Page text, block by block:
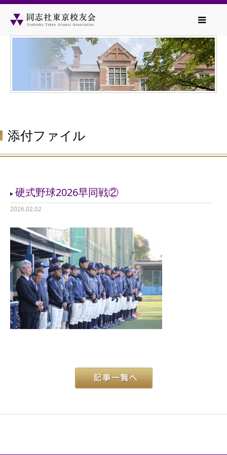
添付ファイル
硬式野球2026早同戦②
2026.02.02